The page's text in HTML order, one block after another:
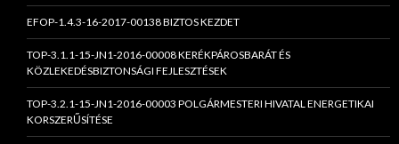
EFOP-1.4.3-16-2017-00138 BIZTOS KEZDET
TOP-3.1.1-15-JN1-2016-00008 KERÉKPÁROSBARÁT ÉS
KÖZLEKEDÉSBIZTONSÁGI FEJLESZTÉSEK
TOP-3.2.1-15-JN1-2016-00003 POLGÁRMESTERI HIVATAL ENERGETIKAI
KORSZERŰSÍTÉSE